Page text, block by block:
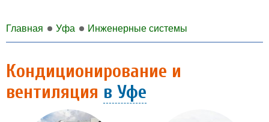
Главная Уфа Инженерные системы
Кондиционирование и
вентиляция в Уфе